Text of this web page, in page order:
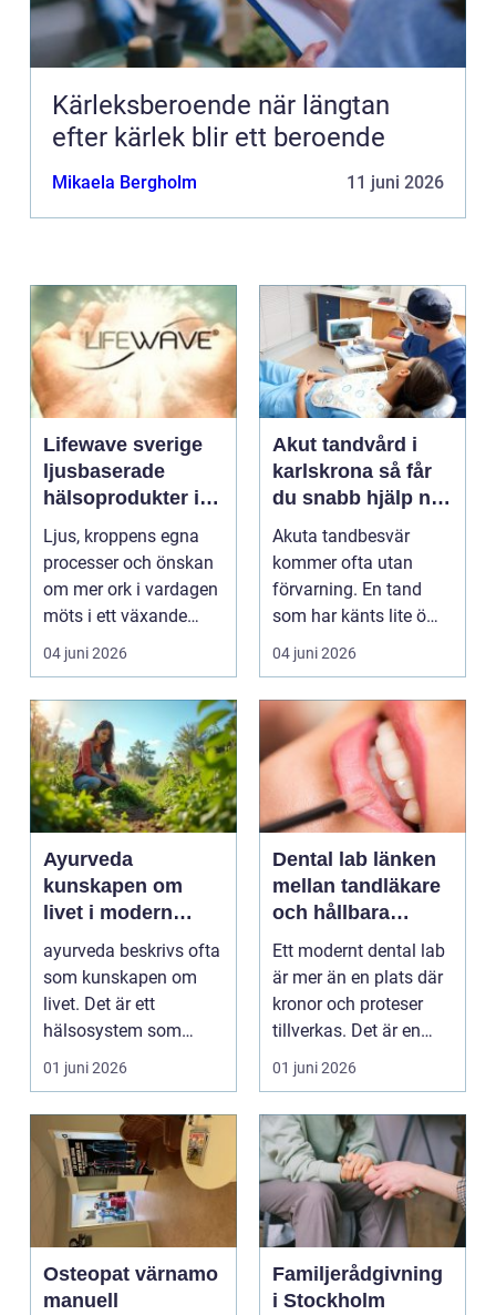
Kärleksberoende när längtan
efter kärlek blir ett beroende
Mikaela Bergholm 11 juni 2026
Lifewave sverige
ljusbaserade
hälsoprodukter i
fokus
Ljus, kroppens egna
processer och önskan
om mer ork i vardagen
möts i ett växande
intresse för fotot...
04 juni 2026
Akut tandvård i
karlskrona så får
du snabb hjälp när
tanden krisar
Akuta tandbesvär
kommer ofta utan
förvarning. En tand
som har känts lite öm
kan plötsligt göra så
on...
04 juni 2026
Ayurveda
kunskapen om
livet i modern
vardag
ayurveda beskrivs ofta
som kunskapen om
livet. Det är ett
hälsosystem som
betonar balans, helhet
och...
01 juni 2026
Dental lab länken
mellan tandläkare
och hållbara
leenden
Ett modernt dental lab
är mer än en plats där
kronor och proteser
tillverkas. Det är en
teknisk och ...
01 juni 2026
Osteopat värnamo
manuell
Familjerådgivning
i Stockholm